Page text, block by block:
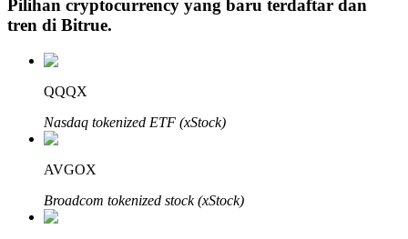
Investasi Otomatis
Raih keuntungan jangka panjang dan kepentingan fleksibel
Pilihan cryptocurrency yang baru terdaftar dan
tren di Bitrue.
QQQX
Nasdaq tokenized ETF (xStock)
AVGOX
Broadcom tokenized stock (xStock)